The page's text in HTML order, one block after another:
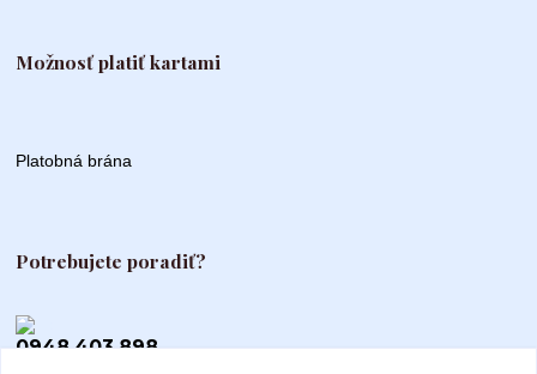
Možnosť platiť kartami
Platobná brána
Potrebujete poradiť?
0948 403 898